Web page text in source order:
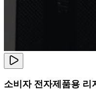
소비자 전자제품용 리